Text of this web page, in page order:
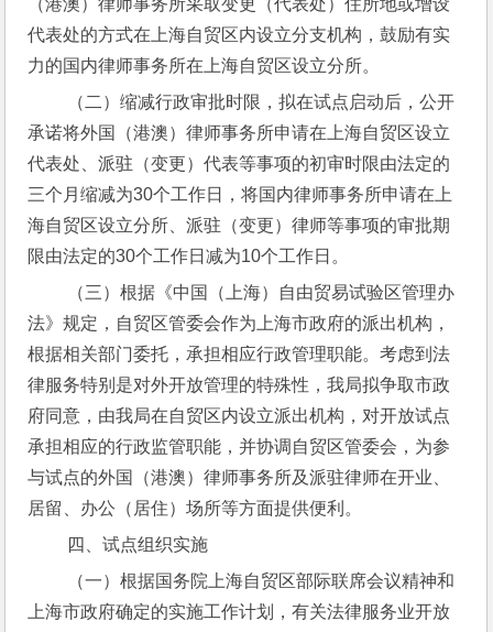
（港澳）律师事务所采取变更（代表处）住所地或增设
代表处的方式在上海自贸区内设立分支机构，鼓励有实
力的国内律师事务所在上海自贸区设立分所。
承诺将外国（港澳）律师事务所申请在上海自贸区设立
代表处、派驻（变更）代表等事项的初审时限由法定的
三个月缩减为30个工作日，将国内律师事务所申请在上
海自贸区设立分所、派驻（变更）律师等事项的审批期
限由法定的30个工作日减为10个工作日。
法》规定，自贸区管委会作为上海市政府的派出机构，
根据相关部门委托，承担相应行政管理职能。考虑到法
律服务特别是对外开放管理的特殊性，我局拟争取市政
府同意，由我局在自贸区内设立派出机构，对开放试点
承担相应的行政监管职能，并协调自贸区管委会，为参
与试点的外国（港澳）律师事务所及派驻律师在开业、
居留、办公（居住）场所等方面提供便利。
四、试点组织实施
上海市政府确定的实施工作计划，有关法律服务业开放